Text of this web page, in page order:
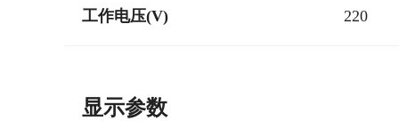
工作电压(V) 220
显示参数